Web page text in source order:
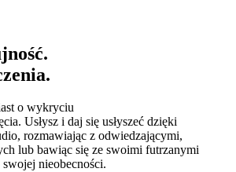
o wykryciu
Usłysz i daj się usłyszeć dzięki
rozmawiając z odwiedzającymi,
lub bawiąc się ze swoimi futrzanymi
nieobecności.